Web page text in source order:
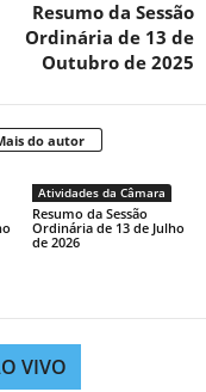
Resumo da Sessão
Ordinária de 13 de
Outubro de 2025
do autor
Atividades da Câmara
Resumo da Sessão
Ordinária de 13 de Julho
de 2026
VIVO